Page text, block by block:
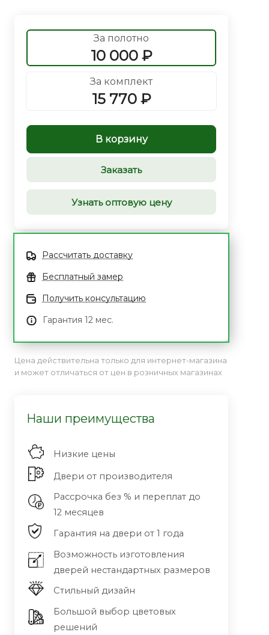
За полотно
10 000 ₽
За комплект
15 770 ₽
В корзину
Заказать
Узнать оптовую цену
Рассчитать доставку
Бесплатный замер
Получить консультацию
Гарантия 12 мес.
Цена действительна только для интернет-магазина
и может отличаться от цен в розничных магазинах
Наши преимущества
Низкие цены
Двери от производителя
Рассрочка без % и переплат до
12 месяцев
Гарантия на двери от 1 года
Возможность изготовления
дверей нестандартных размеров
Стильный дизайн
Большой выбор цветовых
решений